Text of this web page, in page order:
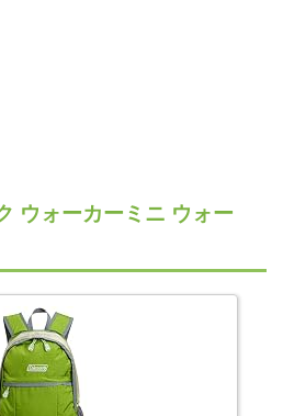
ウォーカーミニ ウォー